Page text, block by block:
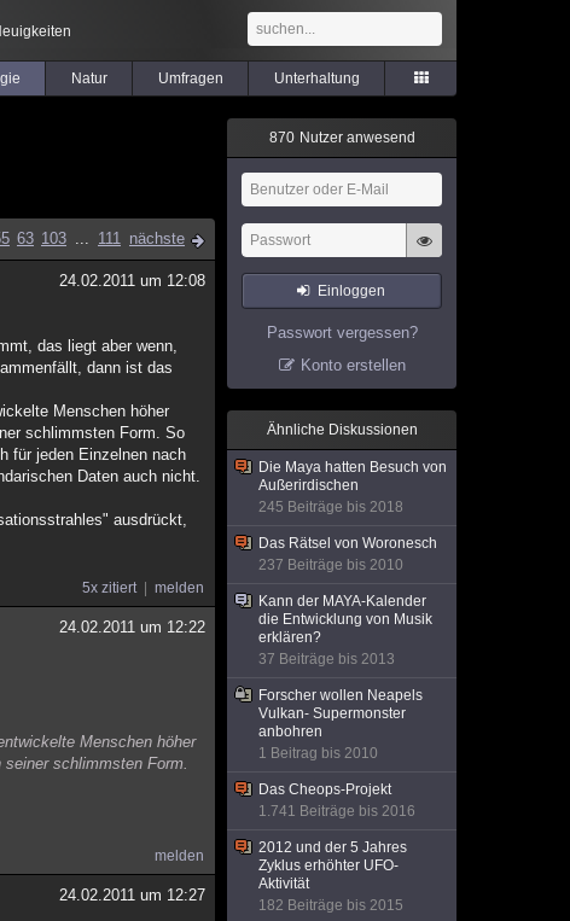
Natur Umfragen Unterhaltung
63 103 ... 111 nächste
24.02.2011 um 12:08
das liegt aber wenn,
dann ist das
Menschen höher
schlimmsten Form. So
für jeden Einzelnen nach
Daten auch nicht.
ausdrückt,
5x zitiert melden
24.02.2011 um 12:22
Menschen höher
schlimmsten Form.
melden
24.02.2011 um 12:27
870 Nutzer anwesend
Einloggen
Passwort vergessen?
Konto erstellen
Ähnliche Diskussionen
Die Maya hatten Besuch von
Außerirdischen
245 Beiträge bis 2018
Das Rätsel von Woronesch
237 Beiträge bis 2010
Kann der MAYA-Kalender
die Entwicklung von Musik
erklären?
37 Beiträge bis 2013
Forscher wollen Neapels
Vulkan- Supermonster
anbohren
1 Beitrag bis 2010
Das Cheops-Projekt
1.741 Beiträge bis 2016
2012 und der 5 Jahres
Zyklus erhöhter UFO-
Aktivität
182 Beiträge bis 2015